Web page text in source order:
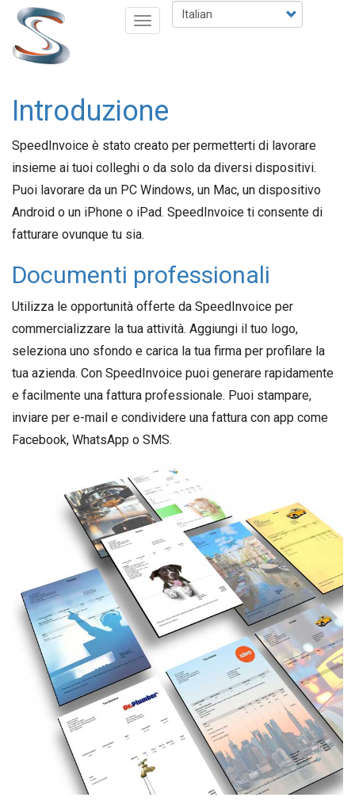
Salta
contenuto
principale
Select
your
Toggle
Introduzione
SpeedInvoice è stato creato per permetterti di lavorare
insieme ai tuoi colleghi o da solo da diversi dispositivi.
Puoi lavorare da un PC Windows, un Mac, un dispositivo
Android o un iPhone o iPad. SpeedInvoice ti consente di
fatturare ovunque tu sia.
Documenti professionali
Utilizza le opportunità offerte da SpeedInvoice per
commercializzare la tua attività. Aggiungi il tuo logo,
seleziona uno sfondo e carica la tua firma per profilare la
tua azienda. Con SpeedInvoice puoi generare rapidamente
e facilmente una fattura professionale. Puoi stampare,
inviare per e-mail e condividere una fattura con app come
Facebook, WhatsApp o SMS.